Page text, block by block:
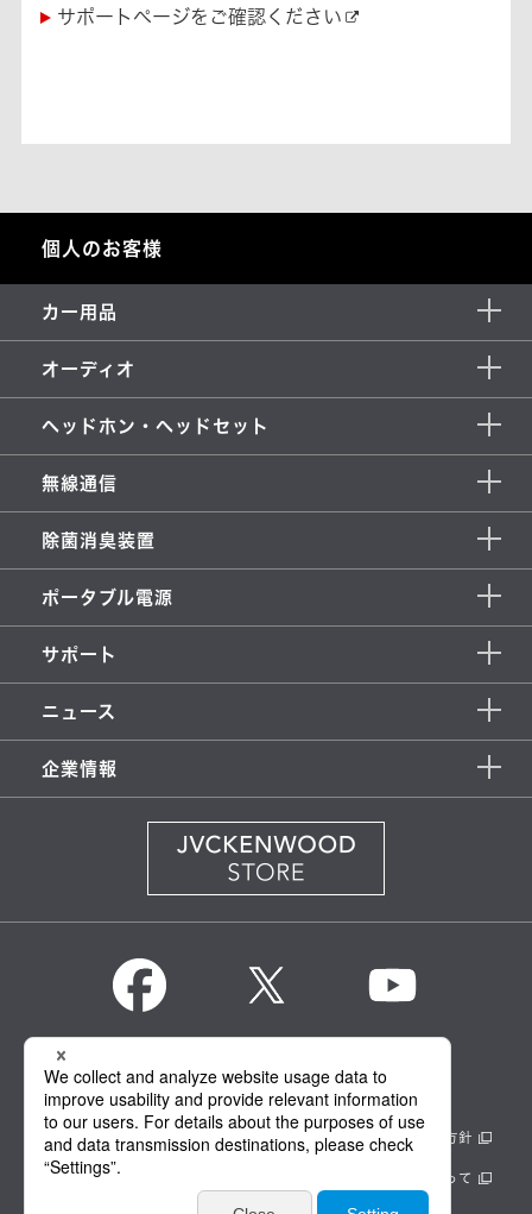
サポートページをご確認ください
個人のお客様
カー用品
オーディオ
ヘッドホン・ヘッドセット
無線通信
除菌消臭装置
ポータブル電源
サポート
ニュース
企業情報
KENWOOD Global
情報セキュリティ基本方針 製品安全に関する基本方針
正しい表示への取り組み サイトのご利用にあたって